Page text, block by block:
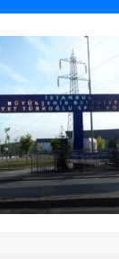
AVM Tabelaları